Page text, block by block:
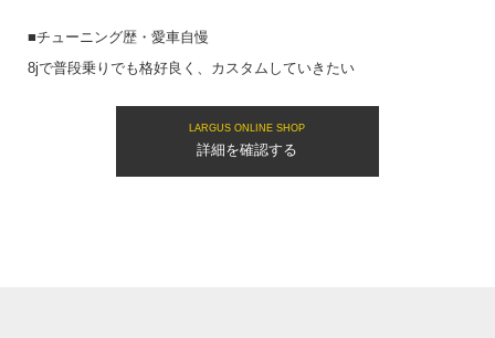
■チューニング歴・愛車自慢
8jで普段乗りでも格好良く、カスタムしていきたい
LARGUS ONLINE SHOP
詳細を確認する